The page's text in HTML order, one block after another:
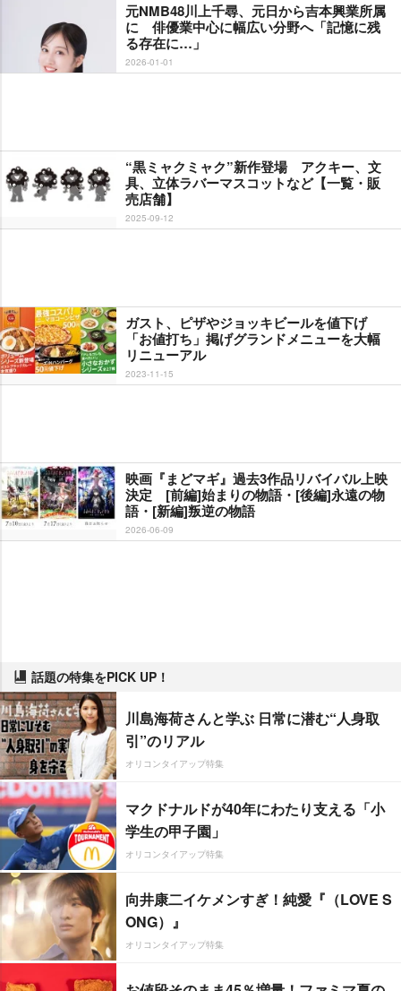
元NMB48川上千尋、元日から吉本興業所属
に 俳優業中心に幅広い分野へ「記憶に残
る存在に…」
2026-01-01
“黒ミャクミャク”新作登場 アクキー、文
具、立体ラバーマスコットなど【一覧・販
売店舗】
2025-09-12
ガスト、ピザやジョッキビールを値下げ
「お値打ち」掲げグランドメニューを大幅
リニューアル
2023-11-15
映画『まどマギ』過去3作品リバイバル上映
決定 [前編]始まりの物語・[後編]永遠の物
語・[新編]叛逆の物語
2026-06-09
話題の特集をPICK UP！
川島海荷さんと学ぶ 日常に潜む“人身取
引”のリアル
オリコンタイアップ特集
マクドナルドが40年にわたり支える「小
学生の甲子園」
オリコンタイアップ特集
向井康二イケメンすぎ！純愛『（LOVE S
ONG）』
オリコンタイアップ特集